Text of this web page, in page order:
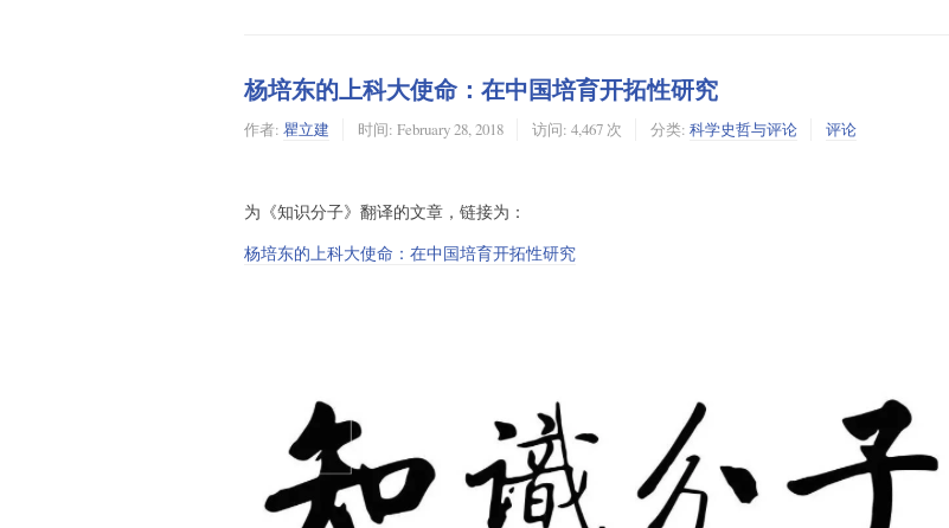
杨培东的上科大使命：在中国培育开拓性研究
作者: 瞿立建 时间: February 28, 2018 访问: 4,467 次 分类: 科学史哲与评论 评论
为《知识分子》翻译的文章，链接为：
杨培东的上科大使命：在中国培育开拓性研究